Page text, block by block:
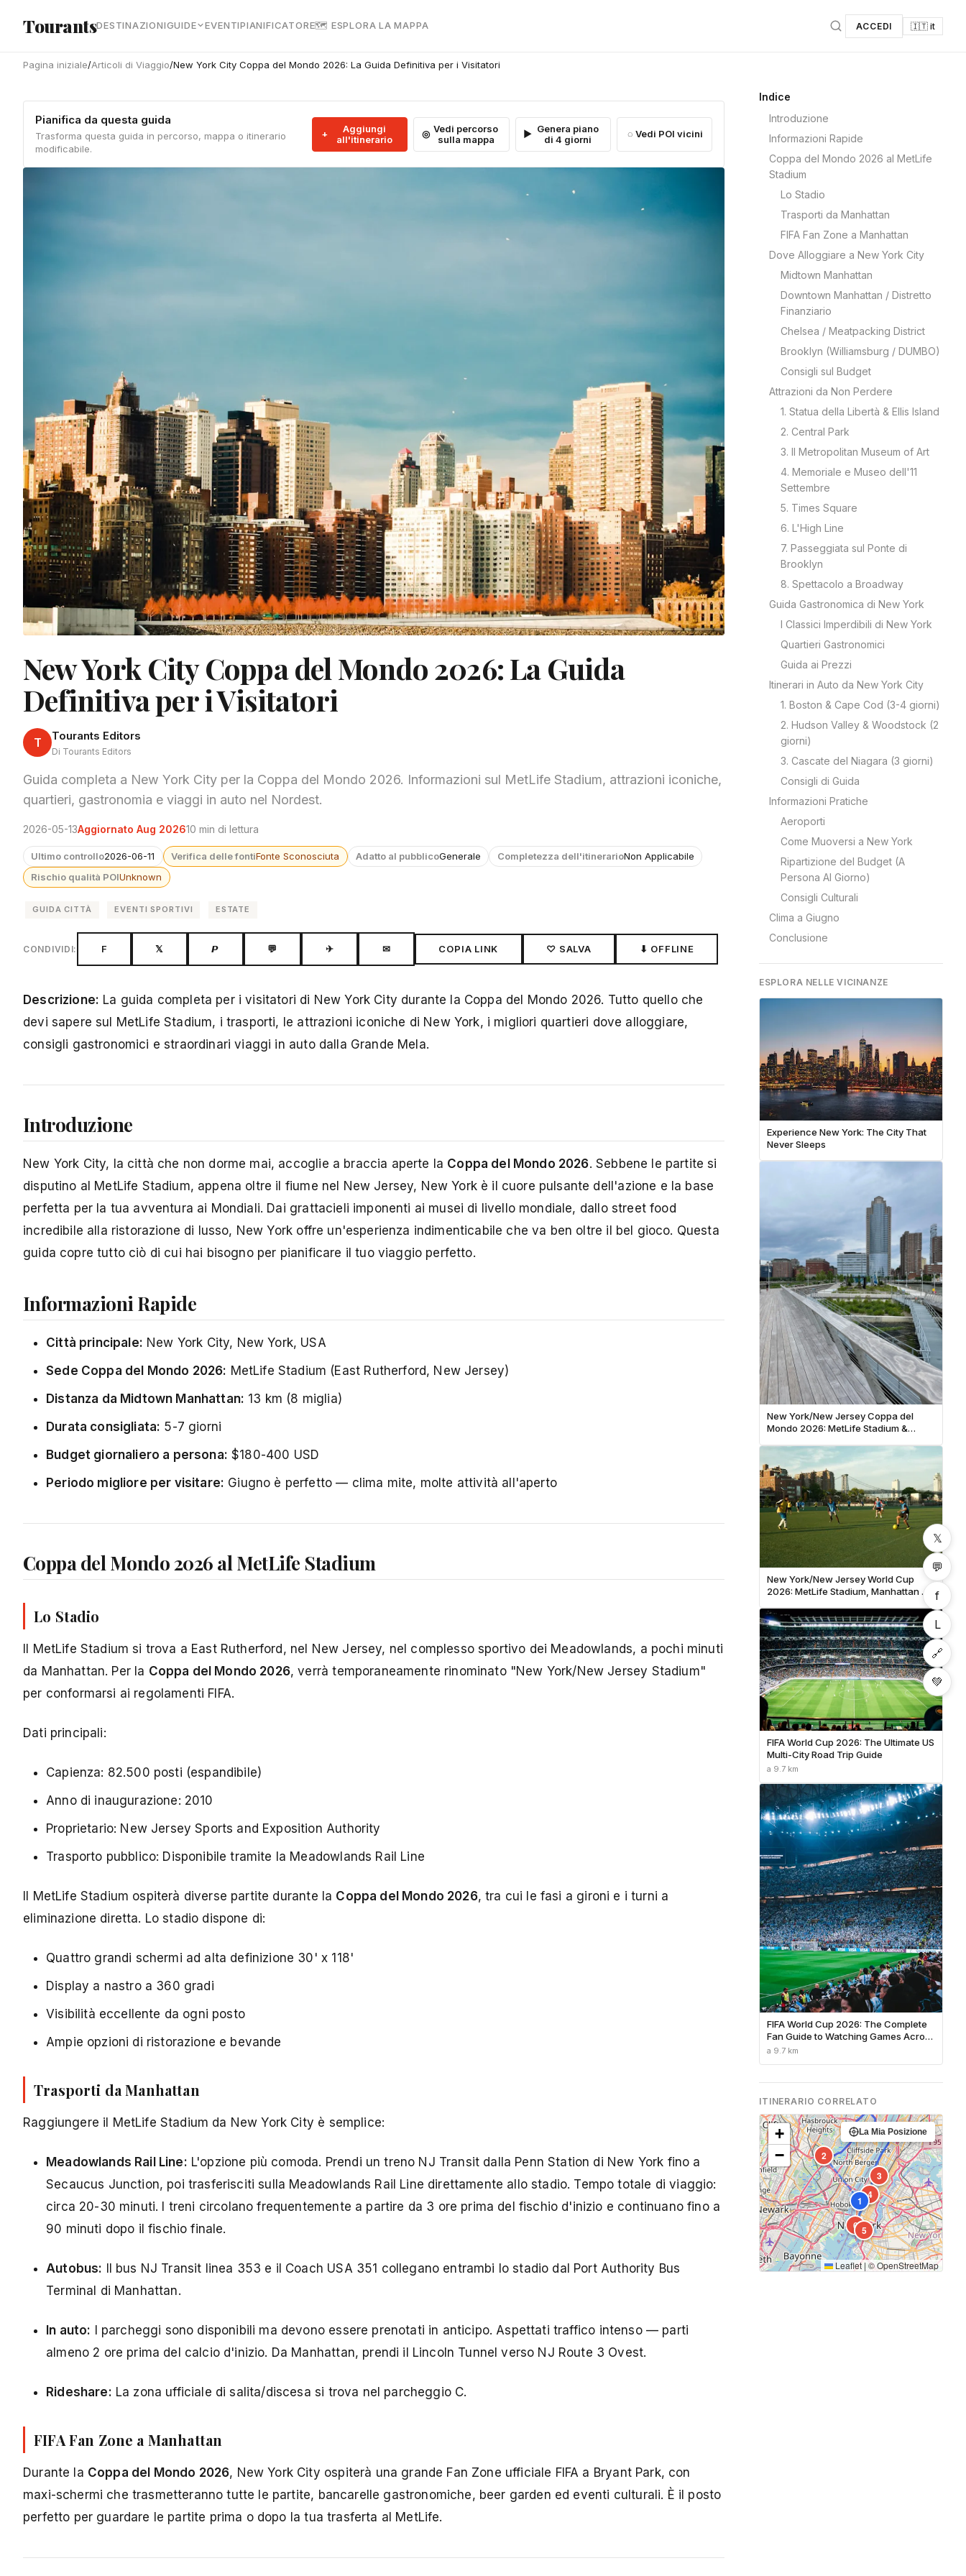
TourantsDESTINAZIONIGUIDE EVENTIPIANIFICATORE🗺 ESPLORA LA MAPPA ACCEDI 🇮🇹 it
Pagina iniziale/Articoli di Viaggio/New York City Coppa del Mondo 2026: La Guida Definitiva per i Visitatori
Pianifica da questa guida
Trasforma questa guida in percorso, mappa o itinerario
modificabile.
Aggiungi
all'itinerario
Vedi percorso
sulla mappa
Genera piano
di 4 giorni
Vedi POI vicini
New York City Coppa del Mondo 2026: La Guida
Definitiva per i Visitatori
T Tourants Editors
Di Tourants Editors
Guida completa a New York City per la Coppa del Mondo 2026. Informazioni sul MetLife Stadium, attrazioni iconiche,
quartieri, gastronomia e viaggi in auto nel Nordest.
2026-05-13Aggiornato Aug 202610 min di lettura
Ultimo controllo2026-06-11 Verifica delle fontiFonte Sconosciuta Adatto al pubblicoGenerale Completezza dell'itinerarioNon Applicabile
Rischio qualità POIUnknown
GUIDA CITTÀ EVENTI SPORTIVI ESTATE
CONDIVIDI: F 𝕏 𝙋 💬 ✈ ✉ COPIA LINK ♡ SALVA ⬇ OFFLINE
Descrizione: La guida completa per i visitatori di New York City durante la Coppa del Mondo 2026. Tutto quello che
devi sapere sul MetLife Stadium, i trasporti, le attrazioni iconiche di New York, i migliori quartieri dove alloggiare,
consigli gastronomici e straordinari viaggi in auto dalla Grande Mela.
Introduzione
New York City, la città che non dorme mai, accoglie a braccia aperte la Coppa del Mondo 2026. Sebbene le partite si
disputino al MetLife Stadium, appena oltre il fiume nel New Jersey, New York è il cuore pulsante dell'azione e la base
perfetta per la tua avventura ai Mondiali. Dai grattacieli imponenti ai musei di livello mondiale, dallo street food
incredibile alla ristorazione di lusso, New York offre un'esperienza indimenticabile che va ben oltre il bel gioco. Questa
guida copre tutto ciò di cui hai bisogno per pianificare il tuo viaggio perfetto.
Informazioni Rapide
Città principale: New York City, New York, USA
Sede Coppa del Mondo 2026: MetLife Stadium (East Rutherford, New Jersey)
Distanza da Midtown Manhattan: 13 km (8 miglia)
Durata consigliata: 5-7 giorni
Budget giornaliero a persona: $180-400 USD
Periodo migliore per visitare: Giugno è perfetto — clima mite, molte attività all'aperto
Coppa del Mondo 2026 al MetLife Stadium
Lo Stadio
Il MetLife Stadium si trova a East Rutherford, nel New Jersey, nel complesso sportivo dei Meadowlands, a pochi minuti
da Manhattan. Per la Coppa del Mondo 2026, verrà temporaneamente rinominato "New York/New Jersey Stadium"
per conformarsi ai regolamenti FIFA.
Dati principali:
Capienza: 82.500 posti (espandibile)
Anno di inaugurazione: 2010
Proprietario: New Jersey Sports and Exposition Authority
Trasporto pubblico: Disponibile tramite la Meadowlands Rail Line
Il MetLife Stadium ospiterà diverse partite durante la Coppa del Mondo 2026, tra cui le fasi a gironi e i turni a
eliminazione diretta. Lo stadio dispone di:
Quattro grandi schermi ad alta definizione 30' x 118'
Display a nastro a 360 gradi
Visibilità eccellente da ogni posto
Ampie opzioni di ristorazione e bevande
Trasporti da Manhattan
Raggiungere il MetLife Stadium da New York City è semplice:
Meadowlands Rail Line: L'opzione più comoda. Prendi un treno NJ Transit dalla Penn Station di New York fino a
Secaucus Junction, poi trasferisciti sulla Meadowlands Rail Line direttamente allo stadio. Tempo totale di viaggio:
circa 20-30 minuti. I treni circolano frequentemente a partire da 3 ore prima del fischio d'inizio e continuano fino a
90 minuti dopo il fischio finale.
Autobus: Il bus NJ Transit linea 353 e il Coach USA 351 collegano entrambi lo stadio dal Port Authority Bus
Terminal di Manhattan.
In auto: I parcheggi sono disponibili ma devono essere prenotati in anticipo. Aspettati traffico intenso — parti
almeno 2 ore prima del calcio d'inizio. Da Manhattan, prendi il Lincoln Tunnel verso NJ Route 3 Ovest.
Rideshare: La zona ufficiale di salita/discesa si trova nel parcheggio C.
FIFA Fan Zone a Manhattan
Durante la Coppa del Mondo 2026, New York City ospiterà una grande Fan Zone ufficiale FIFA a Bryant Park, con
maxi-schermi che trasmetteranno tutte le partite, bancarelle gastronomiche, beer garden ed eventi culturali. È il posto
perfetto per guardare le partite prima o dopo la tua trasferta al MetLife.
Indice
Introduzione
Informazioni Rapide
Coppa del Mondo 2026 al MetLife
Stadium
Lo Stadio
Trasporti da Manhattan
FIFA Fan Zone a Manhattan
Dove Alloggiare a New York City
Midtown Manhattan
Downtown Manhattan / Distretto
Finanziario
Chelsea / Meatpacking District
Brooklyn (Williamsburg / DUMBO)
Consigli sul Budget
Attrazioni da Non Perdere
1. Statua della Libertà & Ellis Island
2. Central Park
3. Il Metropolitan Museum of Art
4. Memoriale e Museo dell'11
Settembre
5. Times Square
6. L'High Line
7. Passeggiata sul Ponte di
Brooklyn
8. Spettacolo a Broadway
Guida Gastronomica di New York
I Classici Imperdibili di New York
Quartieri Gastronomici
Guida ai Prezzi
Itinerari in Auto da New York City
1. Boston & Cape Cod (3-4 giorni)
2. Hudson Valley & Woodstock (2
giorni)
3. Cascate del Niagara (3 giorni)
Consigli di Guida
Informazioni Pratiche
Aeroporti
Come Muoversi a New York
Ripartizione del Budget (A
Persona Al Giorno)
Consigli Culturali
Clima a Giugno
Conclusione
ESPLORA NELLE VICINANZE
Experience New York: The City That
Never Sleeps
New York/New Jersey Coppa del
Mondo 2026: MetLife Stadium &
New York/New Jersey World Cup
2026: MetLife Stadium, Manhattan &
FIFA World Cup 2026: The Ultimate US
Multi-City Road Trip Guide
a 9.7 km
FIFA World Cup 2026: The Complete
Fan Guide to Watching Games Across
North America
a 9.7 km
ITINERARIO CORRELATO
1
2
3
4
5
6
+
−
La Mia Posizione
Leaflet | ©OpenStreetMap
𝕏
💬
f
L
🔗
💚